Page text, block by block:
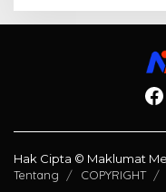
Hak Cipta © Maklumat
Tentang
COPYRIGHT